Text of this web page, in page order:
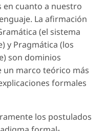
en cuanto a nuestro
La afirmación
(el sistema
y Pragmática (los
son dominios
marco teórico más
formales
los postulados